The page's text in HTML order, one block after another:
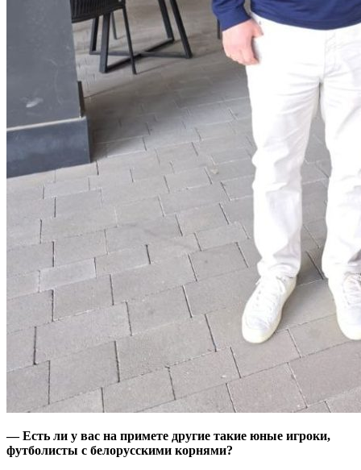
— Есть ли у вас на примете другие такие юные игроки,
футболисты с белорусскими корнями?